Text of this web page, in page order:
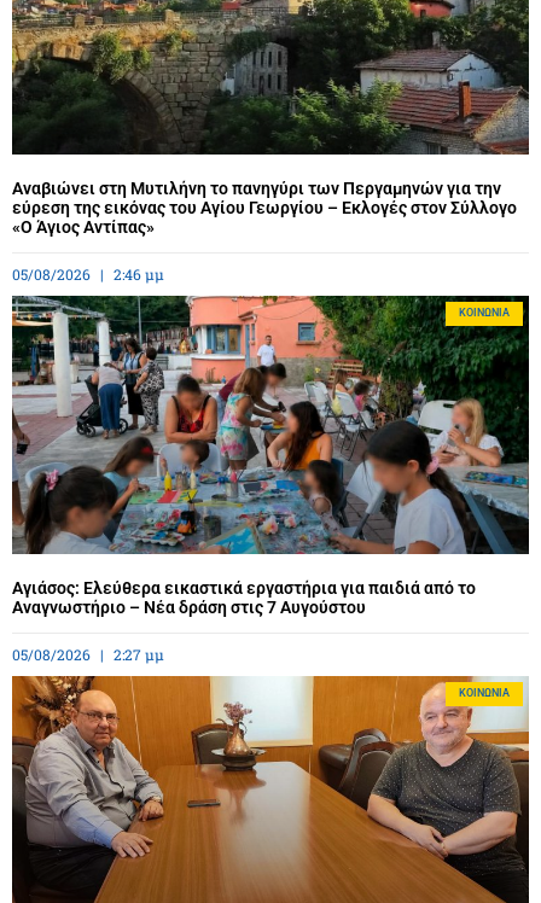
Αναβιώνει στη Μυτιλήνη το πανηγύρι των Περγαμηνών για την
εύρεση της εικόνας του Αγίου Γεωργίου – Εκλογές στον Σύλλογο
«Ο Άγιος Αντίπας»
05/08/2026 2:46 μμ
ΚΟΙΝΩΝΊΑ
Αγιάσος: Ελεύθερα εικαστικά εργαστήρια για παιδιά από το
Αναγνωστήριο – Νέα δράση στις 7 Αυγούστου
05/08/2026 2:27 μμ
ΚΟΙΝΩΝΊΑ